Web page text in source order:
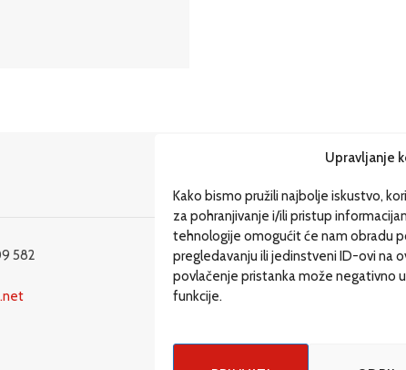
Upravljanje
Kako bismo pružili najbolje iskustvo,
za pohranjivanje i/ili pristup
tehnologije omogućit će nam obradu
pregledavanju ili jedinstveni ID-ovi na
povlačenje pristanka može negativno
funkcije.
582
Dosije
Drugi pišu
Društvo
Magazin